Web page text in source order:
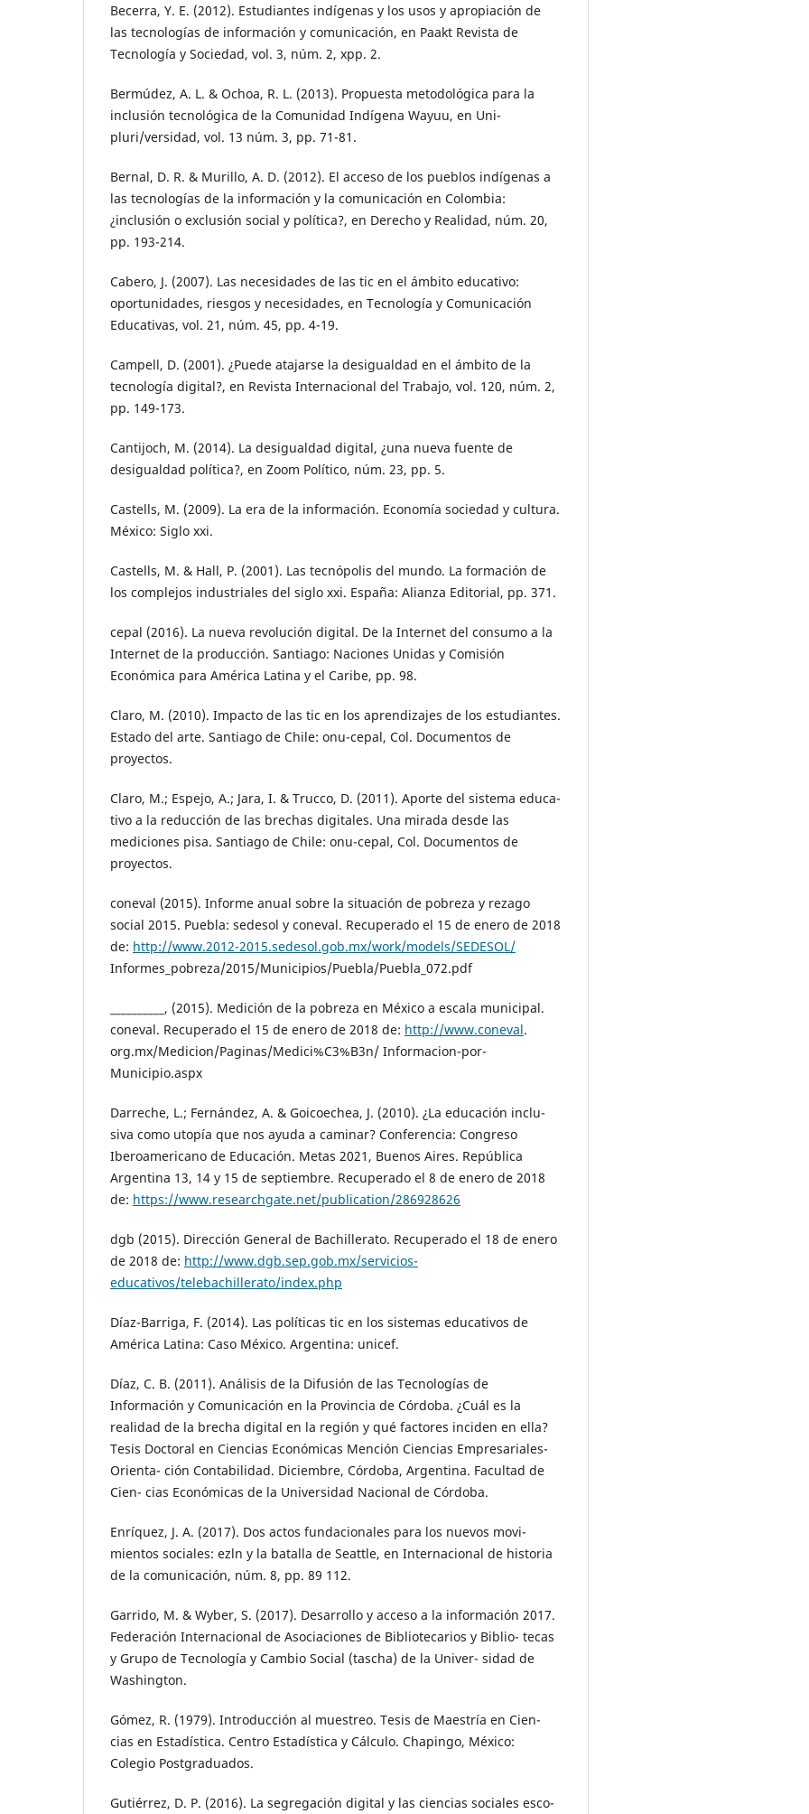
Becerra, Y. E. (2012). Estudiantes indígenas y los usos y apropiación de
las tecnologías de información y comunicación, en Paakt Revista de
Tecnología y Sociedad, vol. 3, núm. 2, xpp. 2.
Bermúdez, A. L. & Ochoa, R. L. (2013). Propuesta metodológica para la
inclusión tecnológica de la Comunidad Indígena Wayuu, en Uni-
pluri/versidad, vol. 13 núm. 3, pp. 71-81.
Bernal, D. R. & Murillo, A. D. (2012). El acceso de los pueblos indígenas a
las tecnologías de la información y la comunicación en Colombia:
¿inclusión o exclusión social y política?, en Derecho y Realidad, núm. 20,
pp. 193-214.
Cabero, J. (2007). Las necesidades de las tic en el ámbito educativo:
oportunidades, riesgos y necesidades, en Tecnología y Comunicación
Educativas, vol. 21, núm. 45, pp. 4-19.
Campell, D. (2001). ¿Puede atajarse la desigualdad en el ámbito de la
tecnología digital?, en Revista Internacional del Trabajo, vol. 120, núm. 2,
pp. 149-173.
Cantijoch, M. (2014). La desigualdad digital, ¿una nueva fuente de
desigualdad política?, en Zoom Político, núm. 23, pp. 5.
Castells, M. (2009). La era de la información. Economía sociedad y cultura.
México: Siglo xxi.
Castells, M. & Hall, P. (2001). Las tecnópolis del mundo. La formación de
los complejos industriales del siglo xxi. España: Alianza Editorial, pp. 371.
cepal (2016). La nueva revolución digital. De la Internet del consumo a la
Internet de la producción. Santiago: Naciones Unidas y Comisión
Económica para América Latina y el Caribe, pp. 98.
Claro, M. (2010). Impacto de las tic en los aprendizajes de los estudiantes.
Estado del arte. Santiago de Chile: onu-cepal, Col. Documentos de
proyectos.
Claro, M.; Espejo, A.; Jara, I. & Trucco, D. (2011). Aporte del sistema educa-
tivo a la reducción de las brechas digitales. Una mirada desde las
mediciones pisa. Santiago de Chile: onu-cepal, Col. Documentos de
proyectos.
coneval (2015). Informe anual sobre la situación de pobreza y rezago
social 2015. Puebla: sedesol y coneval. Recuperado el 15 de enero de 2018
de: http://www.2012-2015.sedesol.gob.mx/work/models/SEDESOL/
Informes_pobreza/2015/Municipios/Puebla/Puebla_072.pdf
__________, (2015). Medición de la pobreza en México a escala municipal.
coneval. Recuperado el 15 de enero de 2018 de: http://www.coneval.
org.mx/Medicion/Paginas/Medici%C3%B3n/ Informacion-por-
Municipio.aspx
Darreche, L.; Fernández, A. & Goicoechea, J. (2010). ¿La educación inclu-
siva como utopía que nos ayuda a caminar? Conferencia: Congreso
Iberoamericano de Educación. Metas 2021, Buenos Aires. República
Argentina 13, 14 y 15 de septiembre. Recuperado el 8 de enero de 2018
de: https://www.researchgate.net/publication/286928626
dgb (2015). Dirección General de Bachillerato. Recuperado el 18 de enero
de 2018 de: http://www.dgb.sep.gob.mx/servicios-
educativos/telebachillerato/index.php
Díaz-Barriga, F. (2014). Las políticas tic en los sistemas educativos de
América Latina: Caso México. Argentina: unicef.
Díaz, C. B. (2011). Análisis de la Difusión de las Tecnologías de
Información y Comunicación en la Provincia de Córdoba. ¿Cuál es la
realidad de la brecha digital en la región y qué factores inciden en ella?
Tesis Doctoral en Ciencias Económicas Mención Ciencias Empresariales-
Orienta- ción Contabilidad. Diciembre, Córdoba, Argentina. Facultad de
Cien- cias Económicas de la Universidad Nacional de Córdoba.
Enríquez, J. A. (2017). Dos actos fundacionales para los nuevos movi-
mientos sociales: ezln y la batalla de Seattle, en Internacional de historia
de la comunicación, núm. 8, pp. 89 112.
Garrido, M. & Wyber, S. (2017). Desarrollo y acceso a la información 2017.
Federación Internacional de Asociaciones de Bibliotecarios y Biblio- tecas
y Grupo de Tecnología y Cambio Social (tascha) de la Univer- sidad de
Washington.
Gómez, R. (1979). Introducción al muestreo. Tesis de Maestría en Cien-
cias en Estadística. Centro Estadística y Cálculo. Chapingo, México:
Colegio Postgraduados.
Gutiérrez, D. P. (2016). La segregación digital y las ciencias sociales esco-